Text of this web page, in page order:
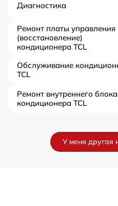
Диагностика
Ремонт платы управления
(восстановление)
кондиционера TCL
Обслуживание
TCL
Ремонт внутреннего блока
кондиционера TCL
У меня другая